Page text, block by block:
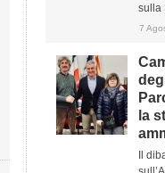
sulla
7
la
Il